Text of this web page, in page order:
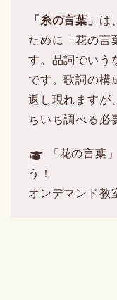
「糸の言葉」 は
ために「花の言
す。品詞でいう
です。歌詞の構
返し現れますが
ちいち調べる必
「花の言葉
う！
オンデマンド教